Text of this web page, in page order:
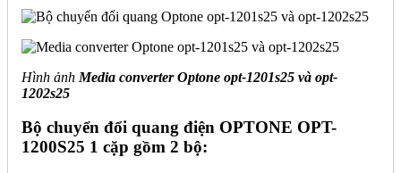
Hình ảnh Media converter Optone opt-1201s25 và opt-
1202s25
Bộ chuyển đổi quang điện OPTONE OPT-
1200S25 1 cặp gồm 2 bộ: